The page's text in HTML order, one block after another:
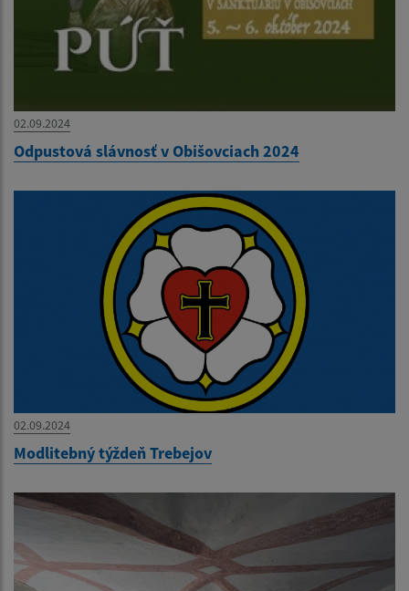
02.09.2024
Odpustová slávnosť v Obišovciach 2024
02.09.2024
Modlitebný týždeň Trebejov